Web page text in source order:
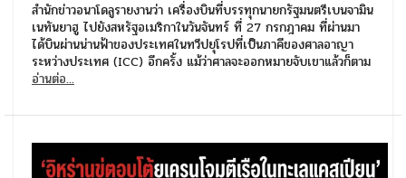
สำนักข่าวอนาโดลูรายงานว่า เครื่องบินที่บรรทุกนายกรัฐมนตรีเบนจามิน
เนทันยาฮู ไปยังสหรัฐอเมริกาในวันจันทร์ ที่ 27 กรกฎาคม ที่ผ่านมา
ได้บินผ่านน่านฟ้าของประเทศในทวีปยุโรปที่เป็นภาคีของศาลอาญา
ระหว่างประเทศ (ICC) อีกครั้ง แม้ว่าศาลจะออกหมายจับเขาแล้วก็ตาม
อ่านต่อ...